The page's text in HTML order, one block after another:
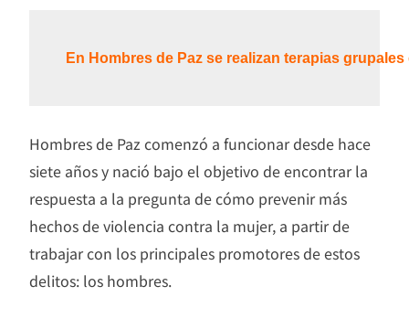
En Hombres de Paz se realizan terapias
Hombres de Paz comenzó a funcionar desde hace
siete años y nació bajo el objetivo de encontrar la
respuesta a la pregunta de cómo prevenir más
hechos de violencia contra la mujer, a partir de
trabajar con los principales promotores de estos
delitos: los hombres.